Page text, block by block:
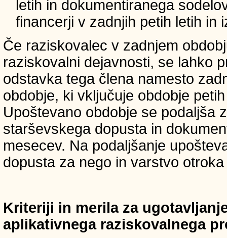
letih in dokumentiranega
financerji v zadnjih petih letih in
Če raziskovalec v zadnjem
raziskovalni dejavnosti, se lahko
odstavka tega člena namesto
obdobje, ki vključuje obdobje
Upoštevano obdobje se podaljša
starševskega dopusta in
mesecev. Na podaljšanje
dopusta za nego in varstvo
Kriteriji in merila za
aplikativnega raziskovalnega